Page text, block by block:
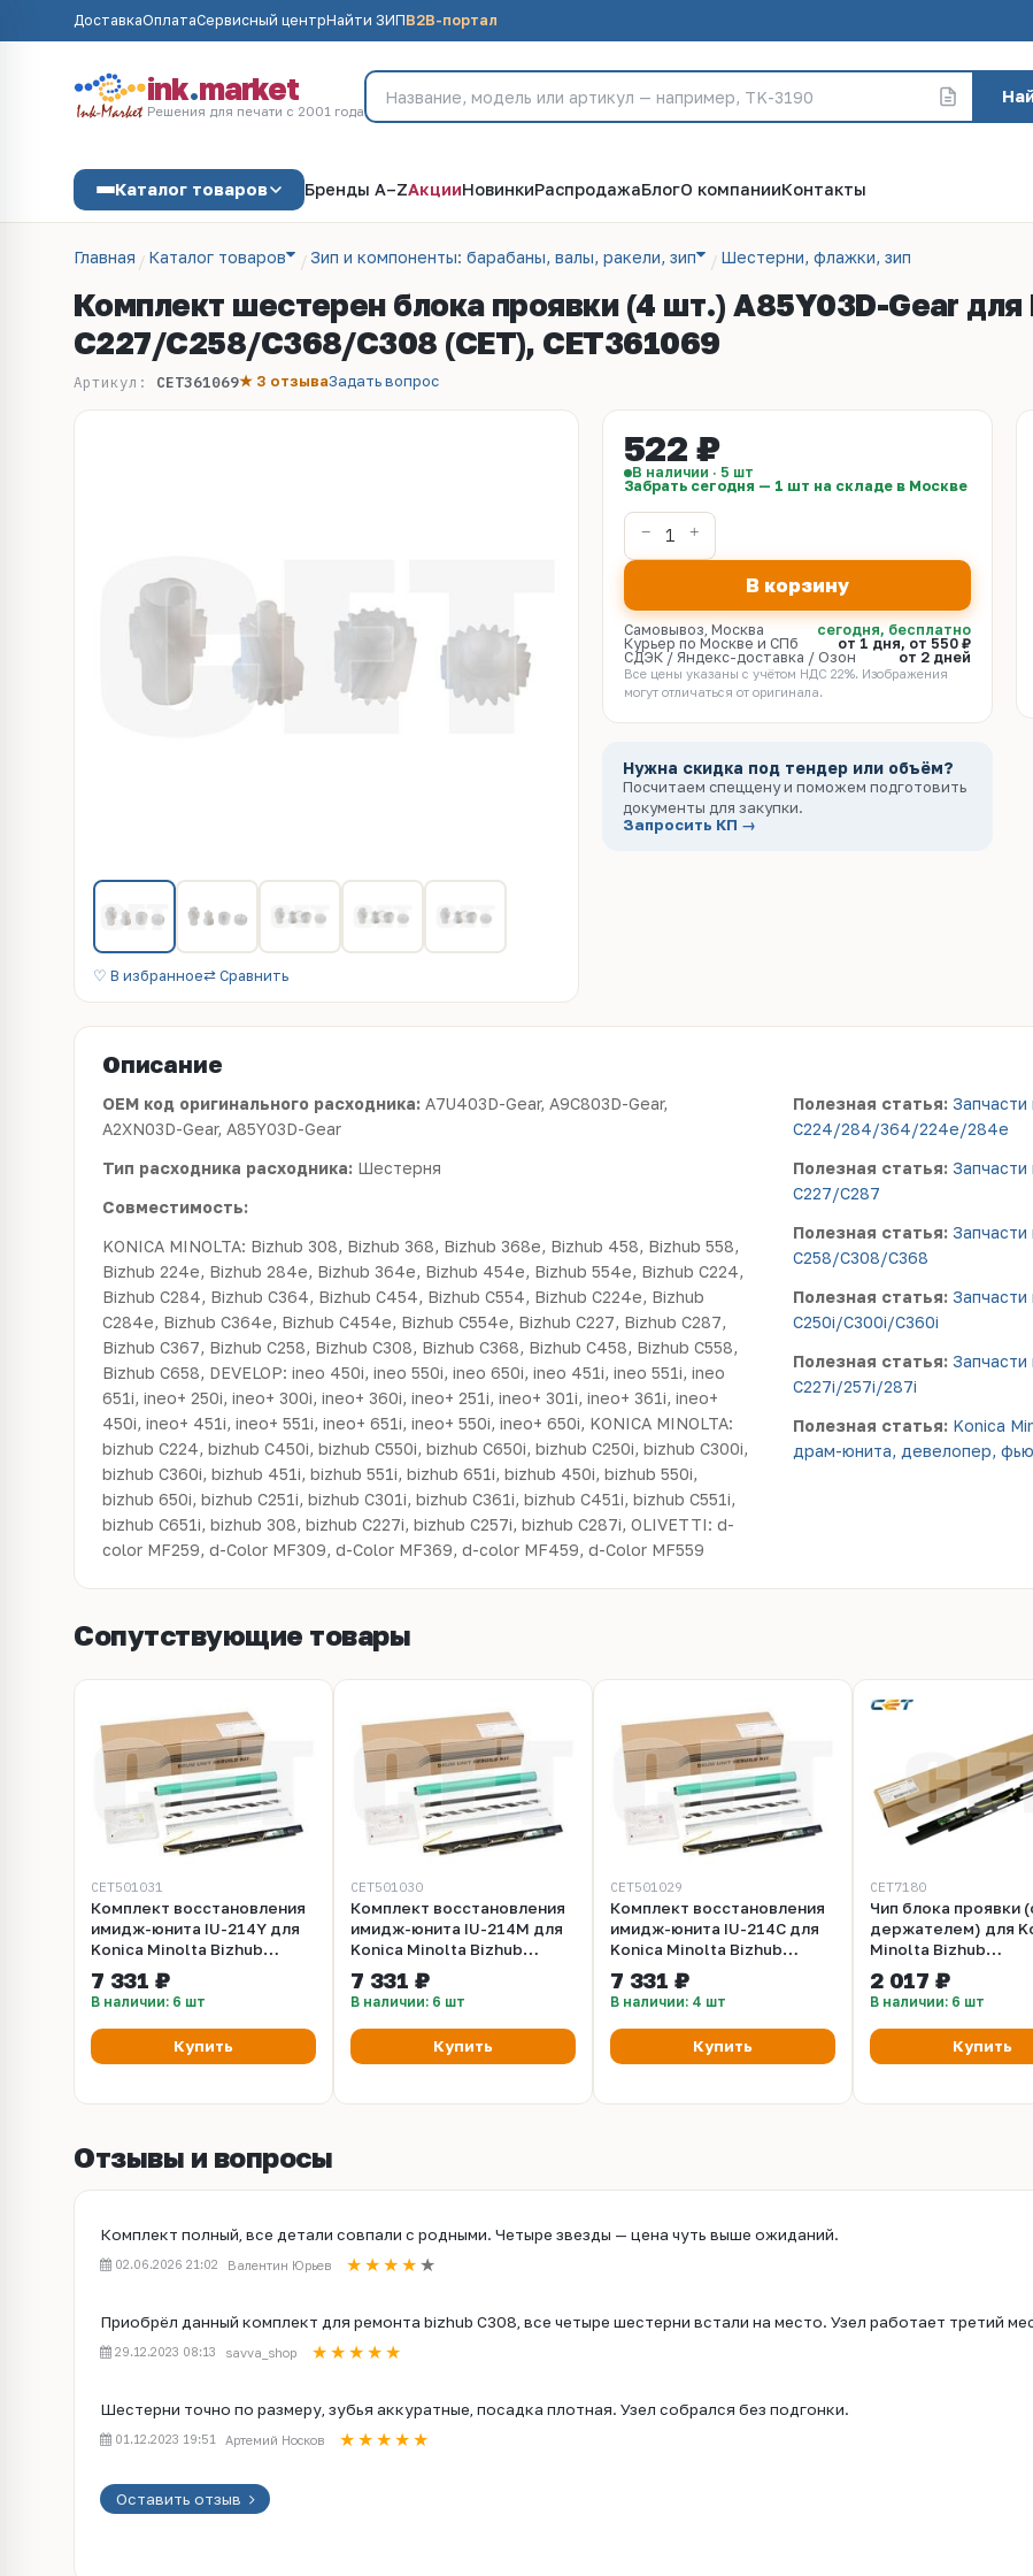
ДоставкаОплатаСервисный центрНайти ЗИПB2B-портал
ink.market
Решения для печати с 2001 года
Каталог товаров Бренды A–ZАкцииНовинкиРаспродажаБлогО компанииКонтакты
Главная Каталог товаров Зип и компоненты: барабаны, валы, ракели, зип Шестерни, флажки, зип
Комплект шестерен блока проявки (4 шт.) A85Y03D-Gear
C227/C258/C368/C308 (CET), CET361069
Артикул: CET361069★ 3 отзываЗадать вопрос
♡ В избранное⇄ Сравнить
522 ₽
В наличии · 5 шт
Забрать сегодня — 1 шт на складе в Москве
В корзину
Самовывоз, Москва
сегодня, бесплатно
Курьер по Москве и СПб
от 1 дня, от 550 ₽
СДЭК / Яндекс-доставка / Озон
от 2 дней
Все цены указаны с учётом НДС 22%. Изображения
могут отличаться от оригинала.
Нужна скидка под тендер или объём?
Посчитаем спеццену и поможем подготовить
документы для закупки.
Запросить КП →
Описание
OEM код оригинального расходника: A7U403D-Gear, A9C803D-Gear,
A2XN03D-Gear, A85Y03D-Gear
Тип расходника расходника: Шестерня
Совместимость:
KONICA MINOLTA: Bizhub 308, Bizhub 368, Bizhub 368e, Bizhub 458, Bizhub 558,
Bizhub 224e, Bizhub 284e, Bizhub 364e, Bizhub 454e, Bizhub 554e, Bizhub C224,
Bizhub C284, Bizhub C364, Bizhub C454, Bizhub C554, Bizhub C224e, Bizhub
C284e, Bizhub C364e, Bizhub C454e, Bizhub C554e, Bizhub C227, Bizhub C287,
Bizhub C367, Bizhub C258, Bizhub C308, Bizhub C368, Bizhub C458, Bizhub C558,
Bizhub C658, DEVELOP: ineo 450i, ineo 550i, ineo 650i, ineo 451i, ineo 551i, ineo
651i, ineo+ 250i, ineo+ 300i, ineo+ 360i, ineo+ 251i, ineo+ 301i, ineo+ 361i, ineo+
450i, ineo+ 451i, ineo+ 551i, ineo+ 651i, ineo+ 550i, ineo+ 650i, KONICA MINOLTA:
bizhub C224, bizhub C450i, bizhub C550i, bizhub C650i, bizhub C250i, bizhub C300i,
bizhub C360i, bizhub 451i, bizhub 551i, bizhub 651i, bizhub 450i, bizhub 550i,
bizhub 650i, bizhub C251i, bizhub C301i, bizhub C361i, bizhub C451i, bizhub C551i,
bizhub C651i, bizhub 308, bizhub C227i, bizhub C257i, bizhub C287i, OLIVETTI: d-
color MF259, d-Color MF309, d-Color MF369, d-color MF459, d-Color MF559
Полезная статья: Запчасти
C224/284/364/224e/284e
Полезная статья: Запчасти
C227/C287
Полезная статья: Запчасти
C258/C308/C368
Полезная статья: Запчасти
C250i/C300i/C360i
Полезная статья: Запчасти
C227i/257i/287i
Полезная статья: Konica
драм-юнита, девелопер,
Сопутствующие товары
CET501031
Комплект восстановления
имидж-юнита IU-214Y для
Konica Minolta Bizhub
C227/C287 (CET) Yellow,
CET501031
7 331 ₽
В наличии: 6 шт
Купить
CET501030
Комплект восстановления
имидж-юнита IU-214M для
Konica Minolta Bizhub
C227/C287 (CET) Magenta,
CET501030
7 331 ₽
В наличии: 6 шт
Купить
CET501029
Комплект восстановления
имидж-юнита IU-214C для
Konica Minolta Bizhub
C227/C287 (CET) Cyan,
CET501029
7 331 ₽
В наличии: 4 шт
Купить
CET7180
Чип блока проявки
держателем) для
Minolta Bizhub
C226/C266/C227/
CMY, CET7180
2 017 ₽
В наличии: 6 шт
Купить
Отзывы и вопросы
Комплект полный, все детали совпали с родными. Четыре звезды — цена чуть выше ожиданий.
02.06.2026 21:02 Валентин Юрьев
Приобрёл данный комплект для ремонта bizhub C308, все четыре шестерни встали на место. Узел работает третий
29.12.2023 08:13 savva_shop
Шестерни точно по размеру, зубья аккуратные, посадка плотная. Узел собрался без подгонки.
01.12.2023 19:51 Артемий Носков
Оставить отзыв